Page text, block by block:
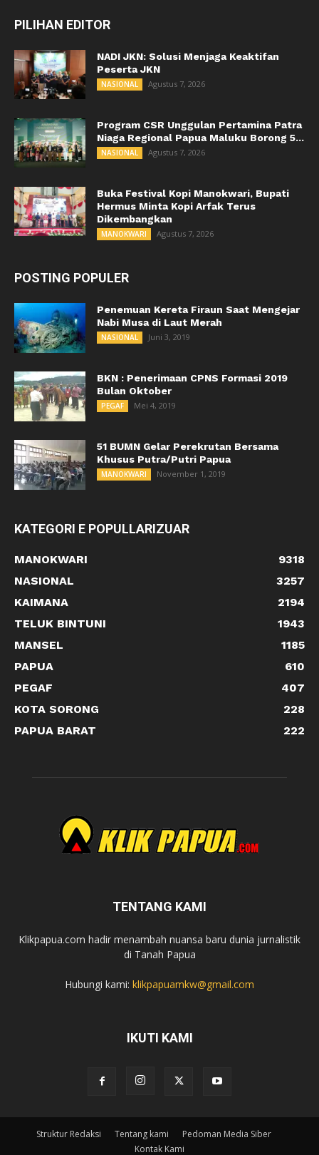
PILIHAN EDITOR
NADI JKN: Solusi Menjaga Keaktifan
Peserta JKN
NASIONAL Agustus 7, 2026
Program CSR Unggulan Pertamina Patra
Niaga Regional Papua Maluku Borong 5...
NASIONAL Agustus 7, 2026
Buka Festival Kopi Manokwari, Bupati
Hermus Minta Kopi Arfak Terus
Dikembangkan
MANOKWARI Agustus 7, 2026
POSTING POPULER
Penemuan Kereta Firaun Saat Mengejar
Nabi Musa di Laut Merah
NASIONAL Juni 3, 2019
BKN : Penerimaan CPNS Formasi 2019
Bulan Oktober
PEGAF Mei 4, 2019
51 BUMN Gelar Perekrutan Bersama
Khusus Putra/Putri Papua
MANOKWARI November 1, 2019
KATEGORI E POPULLARIZUAR
MANOKWARI
9318
NASIONAL
3257
KAIMANA
2194
TELUK BINTUNI
1943
MANSEL
1185
PAPUA
610
PEGAF
407
KOTA SORONG
228
PAPUA BARAT
222
TENTANG KAMI
Klikpapua.com hadir menambah nuansa baru dunia jurnalistik
di Tanah Papua
Hubungi kami: klikpapuamkw@gmail.com
IKUTI KAMI
Struktur Redaksi Tentang kami
Pedoman Media Siber
Kontak Kami